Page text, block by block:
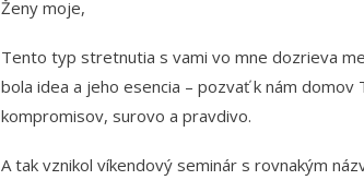
Ženy moje,
Tento typ stretnutia s vami vo mne dozrieva
bola idea a jeho esencia – pozvať k nám
kompromisov, surovo a pravdivo.
A tak vznikol víkendový seminár s rovnakým